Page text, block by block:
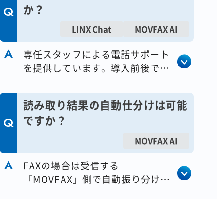
資料請求 お問い合わせ
か？
LINX Chat MOVFAX AI
専任スタッフによる電話サポート
を提供しています。導入前後で相
TEL 0120-125-799 （ガイダンス
#4） 携帯・PHSからのご利用可
平日9:00〜12:00／13:00～
読み取り結果の自動仕分けは可能
ですか？
MOVFAX AI
FAXの場合は受信する
「MOVFAX」側で自動振り分けが